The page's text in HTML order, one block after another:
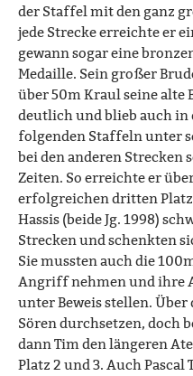
der Staffel mit den ganz
jede Strecke erreichte er
gewann sogar eine
Medaille. Sein großer
über 50m Kraul seine alte
deutlich und blieb auch in
folgenden Staffeln unter
bei den anderen Strecken
Zeiten. So erreichte er
erfolgreichen dritten
Hassis (beide Jg. 1998)
Strecken und schenkten
Sie mussten auch die
Angriff nehmen und ihre
unter Beweis stellen.
Sören durchsetzen, doch
dann Tim den längeren
Platz 2 und 3. Auch Pascal